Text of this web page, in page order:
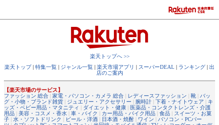
楽天トップへ >>
楽天トップ| 特集一覧 | ジャンル一覧 | 楽天市場アプリ | スーパーDEAL | ランキング | 出
店のご案内
【楽天市場のサービス】
ファッション 総合 | 家電・パソコン・カメラ 総合 | レディースファッション | 靴 | バッ
グ・小物・ブランド雑貨 | ジュエリー・アクセサリー | 腕時計 | 下着・ナイトウェア | キ
ッズ・ベビー用品・マタニティ | ダイエット・健康 | 医薬品・コンタクトレンズ・介護
用品 | 美容・コスメ・香水 | 車・バイク | カー用品・バイク用品 | 食品 | スイーツ・お菓
子 | 水・ソフトドリンク | ビール・洋酒 | 日本酒・焼酎 | ワイン | パソコン・PCパー